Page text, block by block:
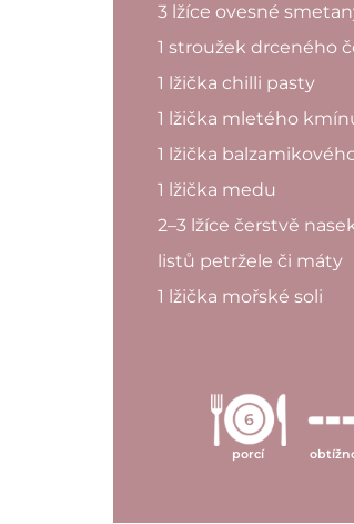
3 lžíce ovesné
1 stroužek drceného
1 lžička chilli pasty
1 lžička mletého
1 lžička
1 lžička medu
2–3 lžíce čerstvě
listů petržele či máty
1 lžička mořské soli
6
porcí